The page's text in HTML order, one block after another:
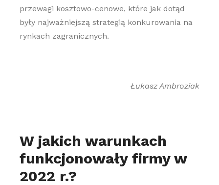
przewagi kosztowo-cenowe, które jak dotąd
były najważniejszą strategią konkurowania na
rynkach zagranicznych.
Łukasz Ambroziak
W jakich warunkach
funkcjonowały firmy w
2022 r.?